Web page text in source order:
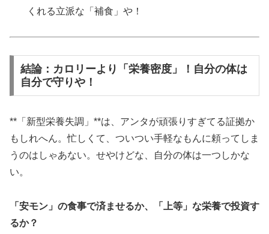
くれる立派な「補食」や！
結論：カロリーより「栄養密度」！自分の体は
自分で守りや！
**「新型栄養失調」**は、アンタが頑張りすぎてる証拠か
もしれへん。忙しくて、ついつい手軽なもんに頼ってしま
うのはしゃあない。せやけどな、自分の体は一つしかな
い。
「安モン」の食事で済ませるか、「上等」な栄養で投資す
るか？